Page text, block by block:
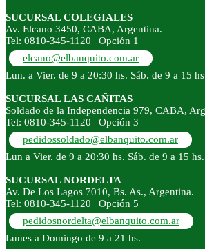
SUCURSAL COLEGIALES
Av. Elcano 3450, CABA, Argentina.
Tel: 0810-345-1120 | Opción 1
elcano@elbanquito.com.ar
Lun. a Vier. de 9 a 20:30 hs. Sáb. de 9 a 15
SUCURSAL LAS CAÑITAS
Soldado de la Independencia 979, CABA,
Tel: 0810-345-1120 | Opción 3
pedidossoldado@elbanquito.com.ar
Lun a Vier. de 9 a 20:30 hs. Sáb. de 9 a 15 hs.
SUCURSAL NORDELTA
Av. De Los Lagos 7010, Bs. As., Argentina.
Tel: 0810-345-1120 | Opción 5
pedidosnordelta@elbanquito.com.ar
Lunes a Domingo de 9 a 21 hs.